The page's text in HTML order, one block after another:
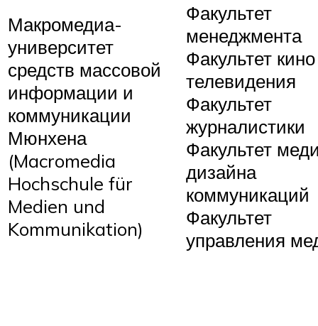
Макромедиа-
университет
средств массовой
информации и
коммуникации
Мюнхена
(Macromedia
Hochschule für
Medien und
Kommunikation)
Факультет
менеджмента
Факультет
телевидения
Факультет
журналистики
Факультет
дизайна
коммуникаций
Факультет
управления